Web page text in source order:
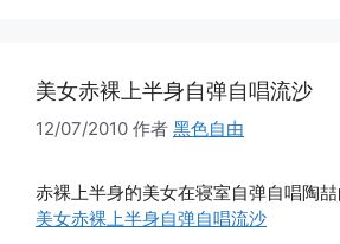
美女赤裸上半身自弹自唱流沙
12/07/2010 作者 黑色自由
赤裸上半身的美女在寝室自弹自唱陶喆
美女赤裸上半身自弹自唱流沙